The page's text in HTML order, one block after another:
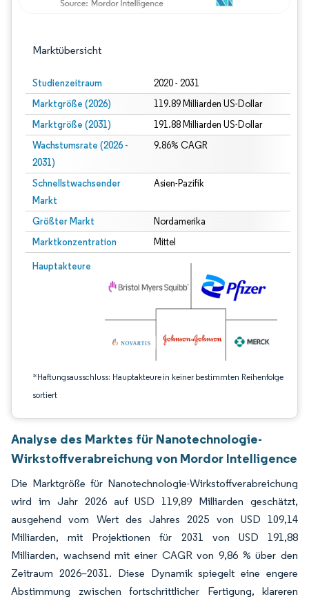
Marktübersicht
Studienzeitraum 2020 - 2031
Marktgröße (2026) 119.89 Milliarden US-Dollar
Marktgröße (2031) 191.88 Milliarden US-Dollar
Wachstumsrate (2026 -
2031)
9.86% CAGR
Schnellstwachsender
Markt
Asien-Pazifik
Größter Markt Nordamerika
Marktkonzentration Mittel
Hauptakteure
*Haftungsausschluss: Hauptakteure in keiner bestimmten Reihenfolge
sortiert
Bild © Mordor Intelligence. Wiederverwendung erfordert Namensnennung
Analyse des Marktes für Nanotechnologie-
Wirkstoffverabreichung von Mordor Intelligence
Die Marktgröße für Nanotechnologie-Wirkstoffverabreichung
wird im Jahr 2026 auf USD 119,89 Milliarden geschätzt,
ausgehend vom Wert des Jahres 2025 von USD 109,14
Milliarden, mit Projektionen für 2031 von USD 191,88
Milliarden, wachsend mit einer CAGR von 9,86 % über den
Zeitraum 2026–2031. Diese Dynamik spiegelt eine engere
Abstimmung zwischen fortschrittlicher Fertigung, klareren